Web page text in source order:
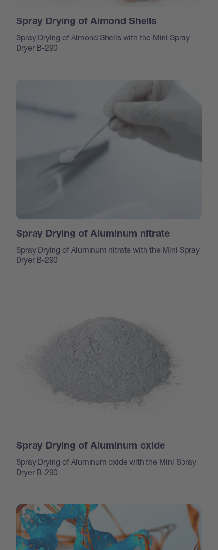
Spray Drying of Almond Shells
Spray Drying of Almond Shells with the Mini Spray
Dryer B-290
Spray Drying of Aluminum nitrate
Spray Drying of Aluminum nitrate with the Mini Spray
Dryer B-290
Spray Drying of Aluminum oxide
Spray Drying of Aluminum oxide with the Mini Spray
Dryer B-290